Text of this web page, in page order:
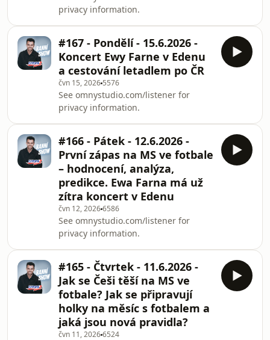
privacy information.
#167 - Pondělí - 15.6.2026 -
Koncert Ewy Farne v Edenu
a cestování letadlem po ČR
čvn 15, 2026 5576
See omnystudio.com/listener for
privacy information.
#166 - Pátek - 12.6.2026 -
První zápas na MS ve fotbale
– hodnocení, analýza,
predikce. Ewa Farna má už
zítra koncert v Edenu
čvn 12, 20266586
See omnystudio.com/listener for
privacy information.
#165 - Čtvrtek - 11.6.2026 -
Jak se Češi těší na MS ve
fotbale? Jak se připravují
holky na měsíc s fotbalem a
jaká jsou nová pravidla?
čvn 11, 20266524